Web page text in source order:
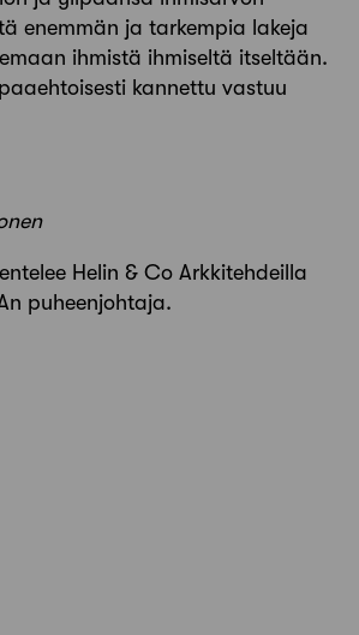
enemmän ja tarkempia lakeja
ihmistä ihmiseltä itseltään.
kannettu vastuu
Helin & Co Arkkitehdeilla
puheenjohtaja.